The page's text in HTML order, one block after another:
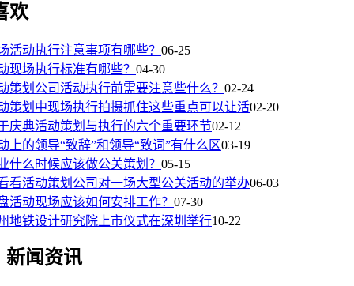
欢
活动执行注意事项有哪些？ 06-25
现场执行标准有哪些？ 04-30
策划公司活动执行前需要注意些什么？ 02-24
策划中现场执行拍摄抓住这些重点可以让活02-20
庆典活动策划与执行的六个重要环节02-12
上的领导“致辞”和领导“致词”有什么区03-19
什么时候应该做公关策划？ 05-15
看活动策划公司对一场大型公关活动的举办06-03
活动现场应该如何安排工作？ 07-30
地铁设计研究院上市仪式在深圳举行10-22
新闻资讯